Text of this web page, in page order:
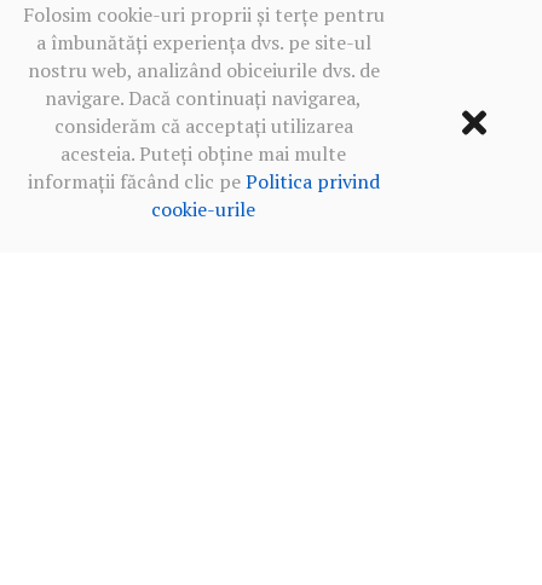
Folosim cookie-uri proprii și terțe pentru
a îmbunătăți experiența dvs. pe site-ul
nostru web, analizând obiceiurile dvs. de
navigare. Dacă continuați navigarea,
considerăm că acceptați utilizarea
acesteia. Puteți obține mai multe
informații făcând clic pePolitica privind
cookie-urile